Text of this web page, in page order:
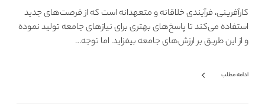
کارآفرینی، فرآیندی خلاقانه و متعهدانه است که از فرصت‌های جدید
استفاده می‌کند تا پاسخ‌های بهتری برای نیازهای جامعه تولید نموده
و از این طریق بر ارزش‌های جامعه بیفزاید. اما توجه…
ادامه مطلب